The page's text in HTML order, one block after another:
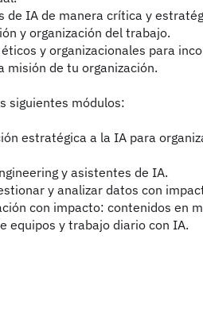
IA de manera crítica y
y organización del trabajo.
y organizacionales para
misión de tu organización.
siguientes módulos:
estratégica a la IA para
y asistentes de IA.
y analizar datos con
con impacto: contenidos en
equipos y trabajo diario con IA.